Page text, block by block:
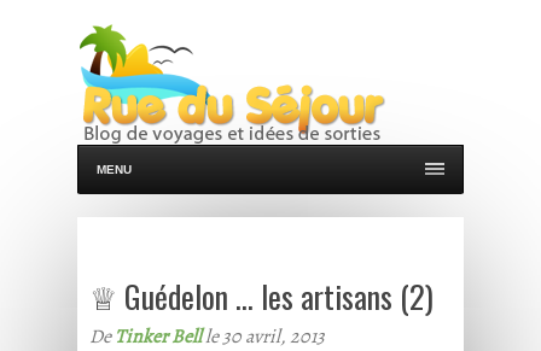
MENU
♕ Guédelon … les artisans (2)
DeTinker Bellle 30 avril, 2013